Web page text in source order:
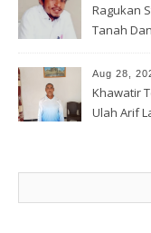
Ragukan
Tanah
Korporasi
Minta
Tetapkan
Aug 28,
Khawatir
Ulah Arif